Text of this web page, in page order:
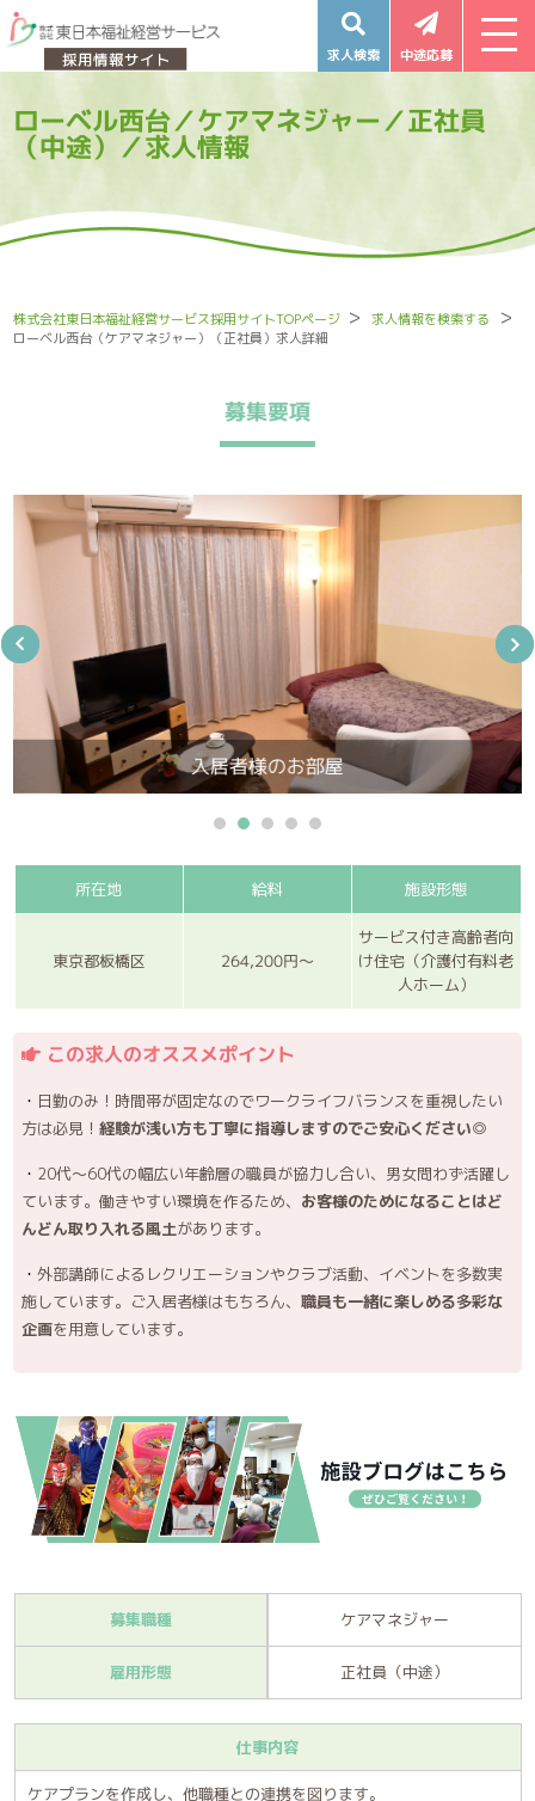
求人検索 中途応募
ローベル西台／ケアマネジャー／正社員
（中途）／求人情報
株式会社東日本福祉経営サービス採用サイトTOPページ
求人情報を検索する
ローベル西台（ケアマネジャー）（正社員）求人詳細
募集要項
入居者様のお部屋
所在地 給料 施設形態
東京都板橋区 264,200円～
サービス付き高齢者向
け住宅（介護付有料老
人ホーム）
この求人のオススメポイント
日勤のみ！時間帯が固定なのでワークライフバランスを重視したい
方は必見！経験が浅い方も丁寧に指導しますのでご安心ください◎
20代～60代の幅広い年齢層の職員が協力し合い、男女問わず活躍し
ています。働きやすい環境を作るため、 お客様のためになることはど
んどん取り入れる風土があります。
外部講師によるレクリエーションやクラブ活動、イベントを多数実
施しています。ご入居者様はもちろん、職員も一緒に楽しめる多彩な
企画を用意しています。
募集職種 ケアマネジャー
雇用形態 正社員（中途）
仕事内容
ケアプランを作成し、他職種との連携を図ります。